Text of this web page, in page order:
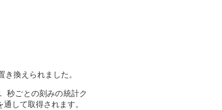
換えられました。
ごとの刻みの統計ク
して取得されます。